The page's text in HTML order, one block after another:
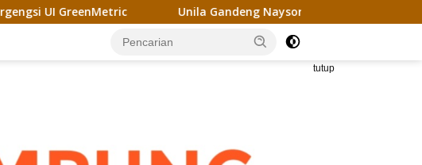
Unila Gandeng Naysor Korea Selatan Gagas Riset Pelet
tutup